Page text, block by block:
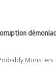
Monsters